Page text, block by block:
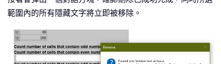
範圍內的所有隱藏文字將立即被移除。